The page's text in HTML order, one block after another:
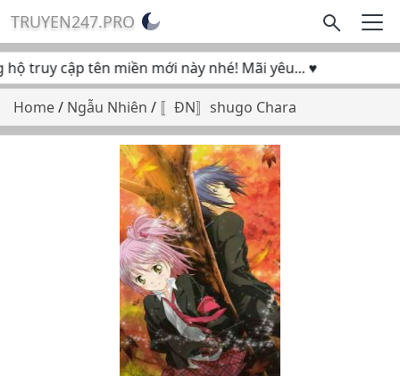
TRUYEN247.PRO
truy cập tên miền mới này nhé! Mãi yêu... ♥
Home/ Ngẫu Nhiên / 〚ĐN〛shugo Chara